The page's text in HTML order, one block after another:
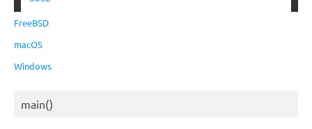
FreeBSD
macOS
Windows
main()